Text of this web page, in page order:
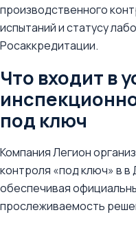
производственного
испытаний и статусу
Росаккредитации.
Что входит в
под ключ
Компания Легион
контроля «под ключ» в
обеспечивая
прослеживаемость